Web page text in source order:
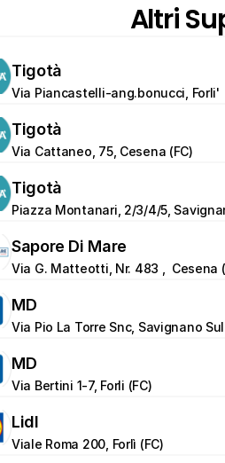
Altri
Tigotà
Via Piancastelli-ang.bonucci, Forli'
Tigotà
Via Cattaneo, 75, Cesena (FC)
Tigotà
Piazza Montanari, 2/3/4/5,
Sapore Di Mare
Via G. Matteotti, Nr. 483 ,  Cesena
MD
Via Pio La Torre Snc, Savignano
MD
Via Bertini 1-7, Forli (FC)
Lidl
Viale Roma 200, Forlì (FC)